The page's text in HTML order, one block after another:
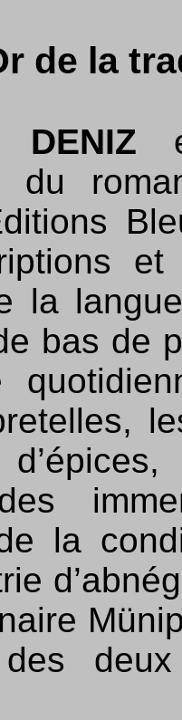
de la
DENIZ
du
la
bas de
la